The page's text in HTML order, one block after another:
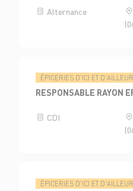
Alternance
ÉPICERIES D'ICI ET
RESPONSABLE RAYON
CDI
ÉPICERIES D'ICI ET